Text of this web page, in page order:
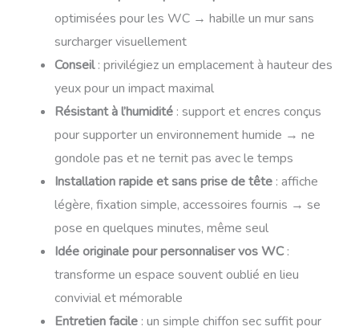
optimisées pour les WC → habille un mur sans
surcharger visuellement
Conseil: privilégiez un emplacement à hauteur des
yeux pour un impact maximal
Résistant à l’humidité : support et encres conçus
pour supporter un environnement humide → ne
gondole pas et ne ternit pas avec le temps
Installation rapide et sans prise de tête : affiche
légère, fixation simple, accessoires fournis → se
pose en quelques minutes, même seul
Idée originale pour personnaliser vos WC:
transforme un espace souvent oublié en lieu
convivial et mémorable
Entretien facile : un simple chiffon sec suffit pour